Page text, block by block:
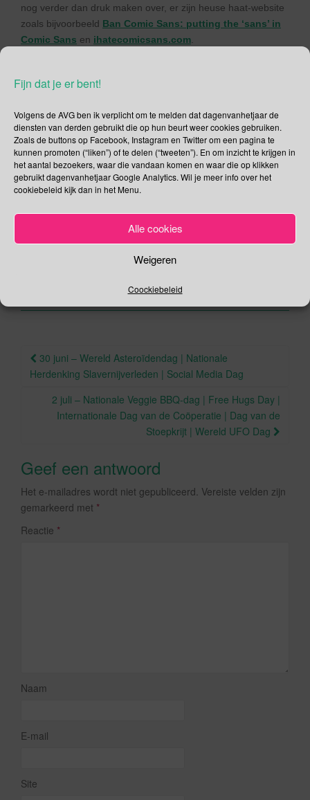
Fijn dat je er bent!
Volgens de AVG ben ik verplicht om te melden dat dagenvanhetjaar de
diensten van derden gebruikt die op hun beurt weer cookies gebruiken.
Zoals de buttons op Facebook, Instagram en Twitter om een pagina te
kunnen promoten (“liken”) of te delen (“tweeten”). En om inzicht te krijgen in
het aantal bezoekers, waar die vandaan komen en waar die op klikken
gebruikt dagenvanhetjaar Google Analytics. Wil je meer info over het
cookiebeleid kijk dan in het Menu.
Alle cookies
Weigeren
Coockiebeleid
nog verder dan druk maken over, er zijn heuse haat-website
zoals bijvoorbeeld Ban Comic Sans: putting the ‘sans’ in
Comic Sans en ihatecomicsans.com
hoogte was dat het op 1 juli ook de Internationale Reggae
Dag is anders is het puur toeval dat de Julian Marley, zoon
van de King of Reggae Bob Marley, vanavond op het Keti
Koti Festival optreedt.
Deel dit bericht
F
a
b
o
k
T
wi
Permalink.
Berichtnavigatie
30 juni – Wereld Asteroïdendag | Nationale
Herdenking Slavernijverleden | Social Media Dag
2 juli – Nationale Veggie BBQ-dag | Free Hugs Day |
Internationale Dag van de Coöperatie | Dag van de
Stoepkrijt | Wereld UFO Dag
Geef een antwoord
Het e-mailadres wordt niet gepubliceerd. Vereiste velden zijn
gemarkeerd met *
Reactie *
Naam
E-mail
Site